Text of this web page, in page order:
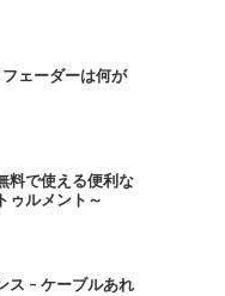
ェーダーは何が
料で使える便利な
ゥルメント～
ス – ケーブルあれ